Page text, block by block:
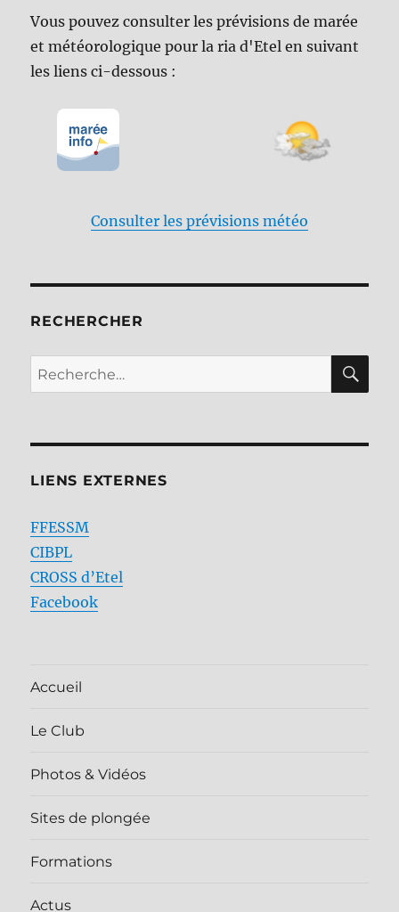
Vous pouvez consulter les prévisions de marée
et météorologique pour la ria d'Etel en suivant
les liens ci-dessous :
Consulter les prévisions météo
RECHERCHER
Recherche
pour :
LIENS EXTERNES
FFESSM
CIBPL
CROSS d’Etel
Facebook
Accueil
Le Club
Photos & Vidéos
Sites de plongée
Formations
Actus